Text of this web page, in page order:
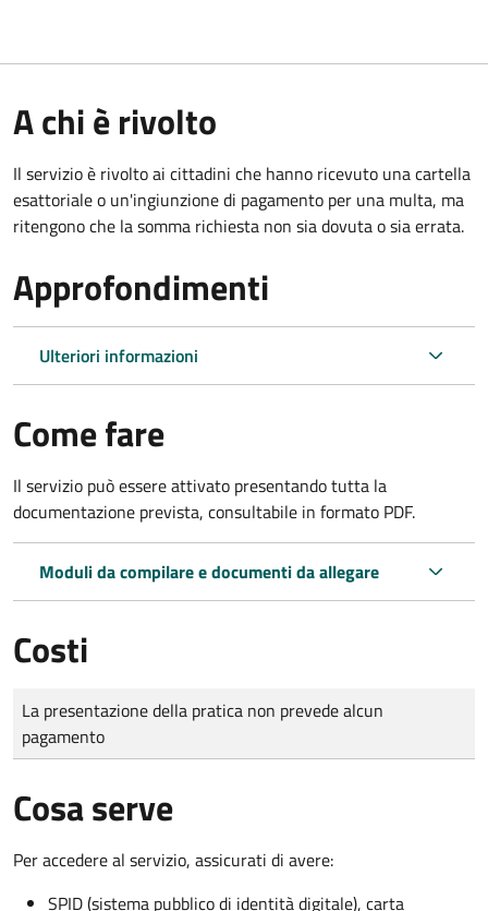
A chi è rivolto
Il servizio è rivolto ai cittadini che hanno ricevuto una cartella
esattoriale o un'ingiunzione di pagamento per una multa, ma
ritengono che la somma richiesta non sia dovuta o sia errata.
Approfondimenti
Ulteriori informazioni
Come fare
Il servizio può essere attivato presentando tutta la
documentazione prevista, consultabile in formato PDF.
Moduli da compilare e documenti da allegare
Costi
Tipo di pagamento
Importo
La presentazione della pratica non prevede alcun
pagamento
Cosa serve
Per accedere al servizio, assicurati di avere:
SPID (sistema pubblico di identità digitale), carta